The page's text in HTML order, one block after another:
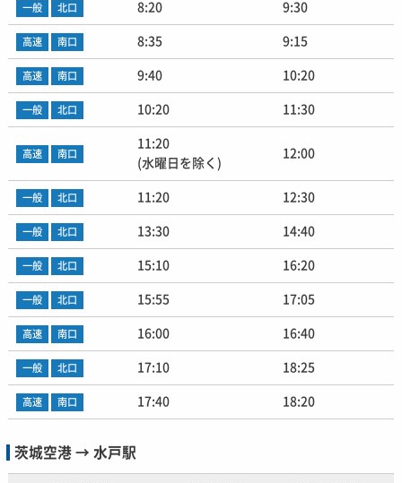
一般 北口 8:20 9:30
高速 南口 8:35 9:15
高速 南口 9:40 10:20
一般 北口 10:20 11:30
高速 南口
11:20
(水曜日を除く)
12:00
一般 北口 11:20 12:30
一般 北口 13:30 14:40
一般 北口 15:10 16:20
一般 北口 15:55 17:05
高速 南口 16:00 16:40
一般 北口 17:10 18:25
高速 南口 17:40 18:20
茨城空港 → 水戸駅